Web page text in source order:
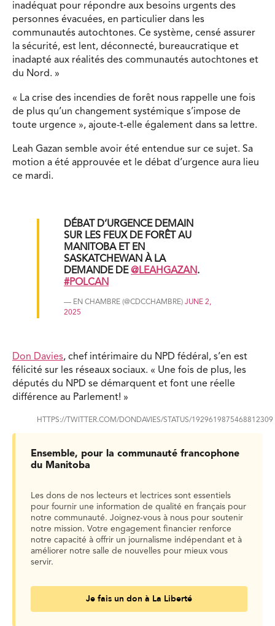
inadéquat pour répondre aux besoins urgents des
personnes évacuées, en particulier dans les
communautés autochtones. Ce système, censé assurer
la sécurité, est lent, déconnecté, bureaucratique et
inadapté aux réalités des communautés autochtones et
du Nord. »
« La crise des incendies de forêt nous rappelle une fois
de plus qu’un changement systémique s’impose de
toute urgence », ajoute-t-elle également dans sa lettre.
Leah Gazan semble avoir été entendue sur ce sujet. Sa
motion a été approuvée et le débat d’urgence aura lieu
ce mardi.
DÉBAT D’URGENCE DEMAIN
SUR LES FEUX DE FORÊT AU
MANITOBA ET EN
SASKATCHEWAN À LA
DEMANDE DE@LEAHGAZAN.
#POLCAN
— EN CHAMBRE (@CDCCHAMBRE) JUNE 2,
2025
Don Davies, chef intérimaire du NPD fédéral, s’en est
félicité sur les réseaux sociaux. « Une fois de plus, les
députés du NPD se démarquent et font une réelle
différence au Parlement! »
HTTPS://TWITTER.COM/DONDAVIES/STATUS/1929619875468812309
Ensemble, pour la communauté francophone
du Manitoba
Les dons de nos lecteurs et lectrices sont essentiels
pour fournir une information de qualité en français pour
notre communauté. Joignez-vous à nous pour soutenir
notre mission. Votre engagement financier renforce
notre capacité à offrir un journalisme indépendant et à
améliorer notre salle de nouvelles pour mieux vous
servir.
Je fais un don à La Liberté